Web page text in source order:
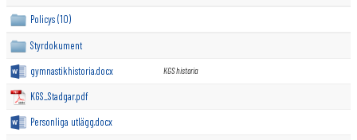
FÖRENINGSKOLLEKTION
KALENDER
NYHETER
DOKUMENT
Policys (10)
Styrdokument
gymnastikhistoria.docx
KGS historia
KGS_Stadgar.pdf
Personliga utlägg.docx